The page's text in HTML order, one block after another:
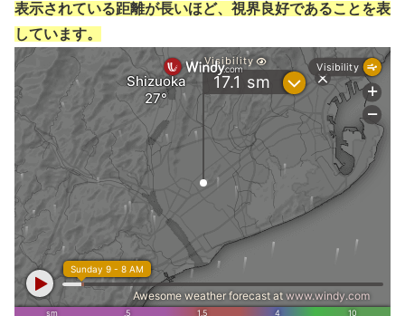
表示されている距離が長いほど、視界良好であることを表
しています。